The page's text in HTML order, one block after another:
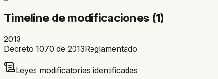
Timeline de modificaciones (1)
2013
Decreto 1070 de 2013Reglamentado
Leyes modificatorias identificadas